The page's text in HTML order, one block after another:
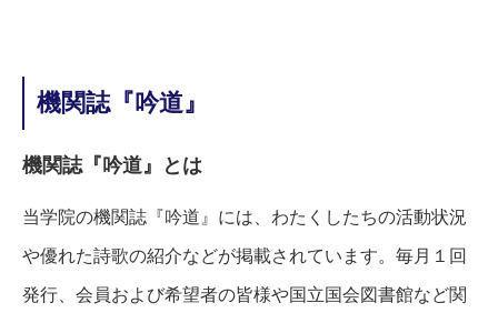
機関誌『吟道』
機関誌『吟道』とは
当学院の機関誌『吟道』には、わたくしたちの活動状況
や優れた詩歌の紹介などが掲載されています。毎月１回
発行、会員および希望者の皆様や国立国会図書館など関